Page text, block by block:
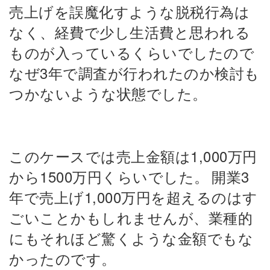
売上げを誤魔化すような脱税行為は
なく、経費で少し生活費と思われる
ものが入っているくらいでしたので
なぜ3年で調査が行われたのか検討も
つかないような状態でした。
このケースでは売上金額は1,000万円
から1500万円くらいでした。
開業3
年で売上げ1,000万円を超えるのはす
ごいことかもしれませんが、業種的
にもそれほど驚くような金額でもな
かったのです。